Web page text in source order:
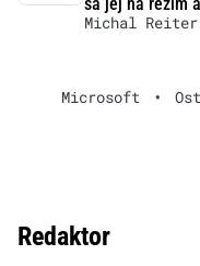
Michal Reiter
Microsoft •
Redaktor